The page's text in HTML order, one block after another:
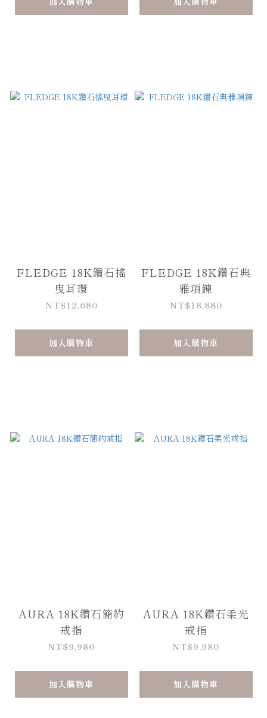
FLEDGE 18K鑽石搖
曳耳環
NT$12,680
加入購物車
FLEDGE 18K鑽石典
雅項鍊
NT$18,880
加入購物車
AURA 18K鑽石簡約
戒指
NT$9,980
加入購物車
AURA 18K鑽石柔光
戒指
NT$9,980
加入購物車